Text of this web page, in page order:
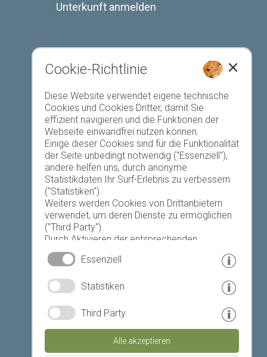
Unterkunft anmelden
Favoriten-Liste
Heute Morgen Dienstag
22 °C 34 °C
© www.drescher.it - Webdesign in Südtirol
Impressum
Cookie-Richtlinie
Diese Website verwendet eigene technische
Cookies und Cookies Dritter, damit Sie
effizient navigieren und die Funktionen der
Webseite einwandfrei nutzen können.
Einige dieser Cookies sind für die Funktionalität
der Seite unbedingt notwendig ("Essenziell"),
andere helfen uns, durch anonyme
Statistikdaten Ihr Surf-Erlebnis zu verbessern
("Statistiken").
Weiters werden Cookies von Drittanbietern
verwendet, um deren Dienste zu ermöglichen
("Third Party").
Durch Aktivieren der entsprechenden
Schaltflächen entscheiden Sie selbst, welche
Cookies zum Einsatz kommen.
speichern" oder "Auswahl ablehnen" erklären
Cookies erlauben.
Ihre Einwilligung können Sie jederzeit
widerrufen.
Essenziell
Statistiken
Third Party
Alle akzeptieren